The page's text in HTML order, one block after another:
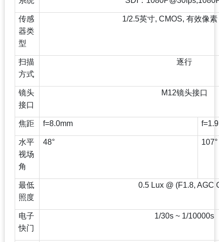
传感
器类
型
1/2.5英寸, CMOS, 有效像
扫描
方式
逐行
镜头
接口
M12镜头接口
焦距 f=8.0mm
水平
视场
角
48° 107°
最低
照度
0.5 Lux @ (F1.8, AGC
电子
快门
1/30s ~ 1/10000s